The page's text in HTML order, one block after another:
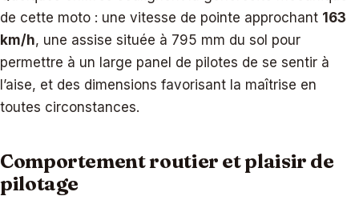
de cette moto : une vitesse de pointe approchant 163
km/h, une assise située à 795 mm du sol pour
permettre à un large panel de pilotes de se sentir à
l’aise, et des dimensions favorisant la maîtrise en
toutes circonstances.
Comportement routier et plaisir de
pilotage